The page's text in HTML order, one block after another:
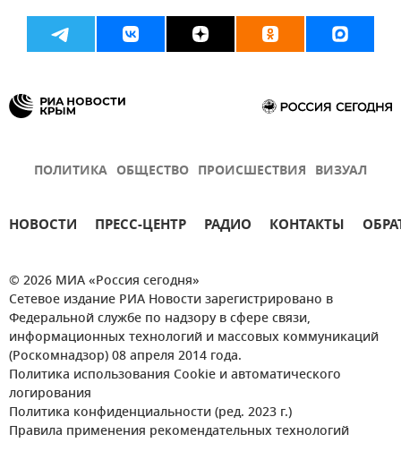
ПОЛИТИКА ОБЩЕСТВО ПРОИСШЕСТВИЯ ВИЗУАЛ
НОВОСТИ ПРЕСС-ЦЕНТР РАДИО КОНТАКТЫ
© 2026 МИА «Россия сегодня»
Сетевое издание РИА Новости зарегистрировано в
Федеральной службе по надзору в сфере связи,
информационных технологий и массовых коммуникаций
(Роскомнадзор) 08 апреля 2014 года.
Политика использования Cookie и автоматического
логирования
Политика конфиденциальности (ред. 2023 г.)
Правила применения рекомендательных технологий